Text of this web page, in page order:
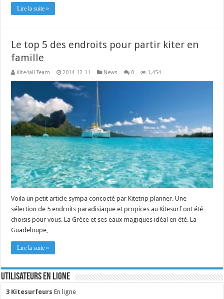
Lire la suite »
Le top 5 des endroits pour partir kiter en
famille
Kite4all Team 2014-12-11 News 0 1,454
Voila un petit article sympa concocté par Kitetrip planner. Une
sélection de 5 endroits paradisiaque et propices au Kitesurf ont été
choisis pour vous. La Grèce et ses eaux magiques idéal en été. La
Guadeloupe, …
Lire la suite »
Utilisateurs en ligne
3 Kitesurfeurs En ligne